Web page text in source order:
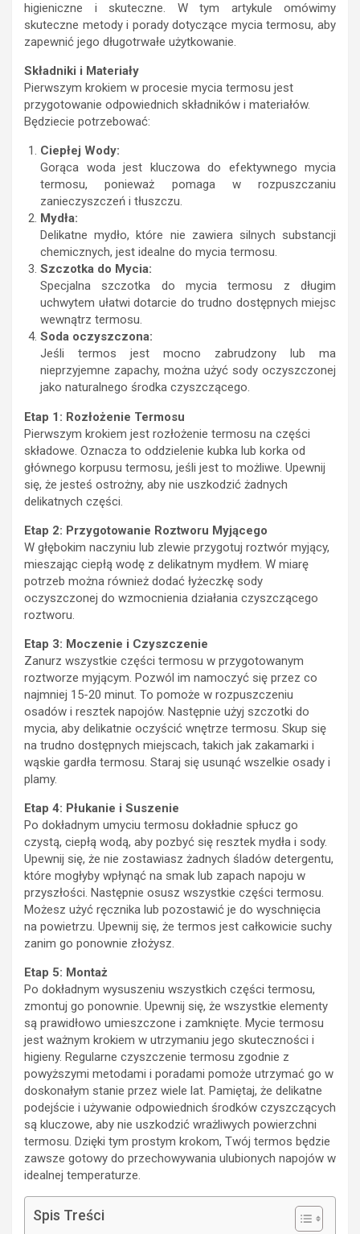
higieniczne i skuteczne. W tym artykule omówimy
skuteczne metody i porady dotyczące mycia termosu, aby
zapewnić jego długotrwałe użytkowanie.
Składniki i Materiały
Pierwszym krokiem w procesie mycia termosu jest
przygotowanie odpowiednich składników i materiałów.
Będziecie potrzebować:
Ciepłej Wody:
Gorąca woda jest kluczowa do efektywnego mycia
termosu, ponieważ pomaga w rozpuszczaniu
zanieczyszczeń i tłuszczu.
Mydła:
Delikatne mydło, które nie zawiera silnych substancji
chemicznych, jest idealne do mycia termosu.
Szczotka do Mycia:
Specjalna szczotka do mycia termosu z długim
uchwytem ułatwi dotarcie do trudno dostępnych miejsc
wewnątrz termosu.
Soda oczyszczona:
Jeśli termos jest mocno zabrudzony lub ma
nieprzyjemne zapachy, można użyć sody oczyszczonej
jako naturalnego środka czyszczącego.
Etap 1: Rozłożenie Termosu
Pierwszym krokiem jest rozłożenie termosu na części
składowe. Oznacza to oddzielenie kubka lub korka od
głównego korpusu termosu, jeśli jest to możliwe. Upewnij
się, że jesteś ostrożny, aby nie uszkodzić żadnych
delikatnych części.
Etap 2: Przygotowanie Roztworu Myjącego
W głębokim naczyniu lub zlewie przygotuj roztwór myjący,
mieszając ciepłą wodę z delikatnym mydłem. W miarę
potrzeb można również dodać łyżeczkę sody
oczyszczonej do wzmocnienia działania czyszczącego
roztworu.
Etap 3: Moczenie i Czyszczenie
Zanurz wszystkie części termosu w przygotowanym
roztworze myjącym. Pozwól im namoczyć się przez co
najmniej 15-20 minut. To pomoże w rozpuszczeniu
osadów i resztek napojów. Następnie użyj szczotki do
mycia, aby delikatnie oczyścić wnętrze termosu. Skup się
na trudno dostępnych miejscach, takich jak zakamarki i
wąskie gardła termosu. Staraj się usunąć wszelkie osady i
plamy.
Etap 4: Płukanie i Suszenie
Po dokładnym umyciu termosu dokładnie spłucz go
czystą, ciepłą wodą, aby pozbyć się resztek mydła i sody.
Upewnij się, że nie zostawiasz żadnych śladów detergentu,
które mogłyby wpłynąć na smak lub zapach napoju w
przyszłości. Następnie osusz wszystkie części termosu.
Możesz użyć ręcznika lub pozostawić je do wyschnięcia
na powietrzu. Upewnij się, że termos jest całkowicie suchy
zanim go ponownie złożysz.
Etap 5: Montaż
Po dokładnym wysuszeniu wszystkich części termosu,
zmontuj go ponownie. Upewnij się, że wszystkie elementy
są prawidłowo umieszczone i zamknięte. Mycie termosu
jest ważnym krokiem w utrzymaniu jego skuteczności i
higieny. Regularne czyszczenie termosu zgodnie z
powyższymi metodami i poradami pomoże utrzymać go w
doskonałym stanie przez wiele lat. Pamiętaj, że delikatne
podejście i używanie odpowiednich środków czyszczących
są kluczowe, aby nie uszkodzić wrażliwych powierzchni
termosu. Dzięki tym prostym krokom, Twój termos będzie
zawsze gotowy do przechowywania ulubionych napojów w
idealnej temperaturze.
Spis Treści